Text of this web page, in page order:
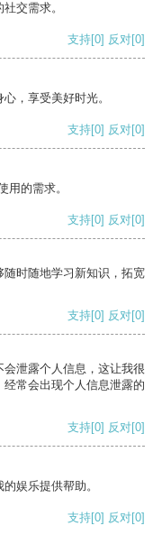
交需求。
支持[0] 反对[0]
，享受美好时光。
支持[0] 反对[0]
用的需求。
支持[0] 反对[0]
时随地学习新知识，拓宽
支持[0] 反对[0]
泄露个人信息，这让我很
常会出现个人信息泄露的
支持[0] 反对[0]
娱乐提供帮助。
支持[0] 反对[0]